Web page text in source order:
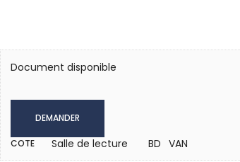
Document disponible
DEMANDER
COTE Salle de lecture BD VAN